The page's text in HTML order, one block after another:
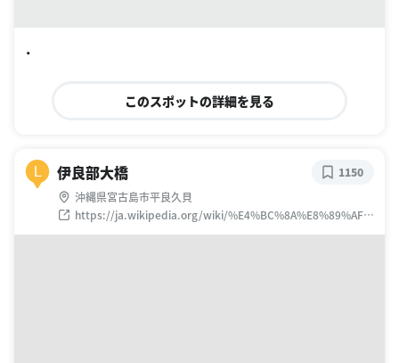
・
このスポットの詳細を見る
L 伊良部大橋
沖縄県宮古島市平良久貝
https://ja.wikipedia.org/wiki/%E4%BC%8A%E8%89%AF%
E9%83%A8%E5%A4%A7%E6%A9%8B
1150